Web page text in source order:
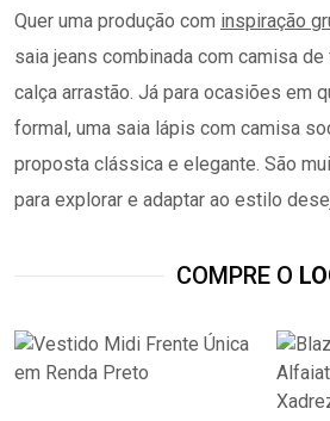
Quer uma produção com inspiração
saia jeans combinada com camisa
calça arrastão. Já para ocasiões em
formal, uma saia lápis com camisa
proposta clássica e elegante. São
para explorar e adaptar ao estilo
COMPRE O